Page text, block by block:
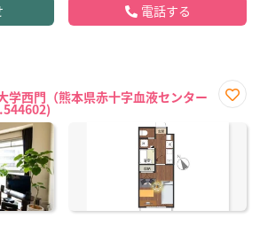
電話する
学西門（熊本県赤十字血液センター
に入